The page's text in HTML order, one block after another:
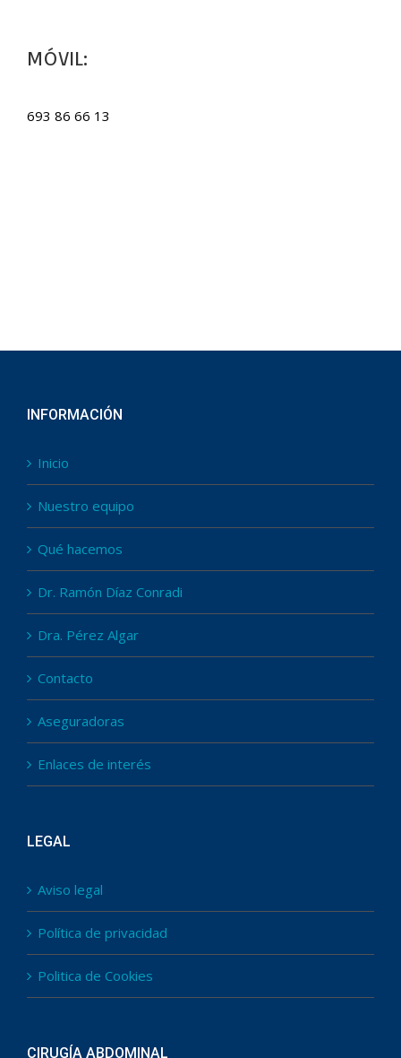
MÓVIL:
693 86 66 13
INFORMACIÓN
Inicio
Nuestro equipo
Qué hacemos
Dr. Ramón Díaz Conradi
Dra. Pérez Algar
Contacto
Aseguradoras
Enlaces de interés
LEGAL
Aviso legal
Política de privacidad
Politica de Cookies
CIRUGÍA ABDOMINAL